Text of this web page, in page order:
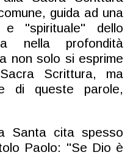
guida ad una
"spirituale" dello
nella profondità
non solo si esprime
Scrittura, ma
di queste parole,
Santa cita spesso
Paolo: "Se Dio è